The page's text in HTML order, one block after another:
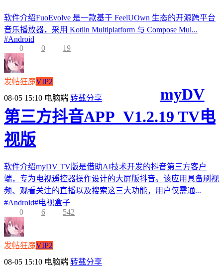
软件介绍FuoEvolve 是一款基于 FeelUOwn 生态的开源跨平台
音乐播放器，采用 Kotlin Multiplatform 与 Compose Mul...
#Android
0
0 19
发帖狂魔VIP2
08-05 15:10 电脑端 转载分享
myDV
第三方抖音APP_V1.2.19 TV电
视版
软件介绍myDV TV版是借助AI技术开发的抖音第三方客户
端，专为电视遥控器操作设计的大屏版抖音。该应用具备刷视
频、观看关注的直播以及搜索这三大功能，用户仅需通...
#Android#电视盒子
0
6 542
发帖狂魔VIP2
08-05 15:10 电脑端 转载分享